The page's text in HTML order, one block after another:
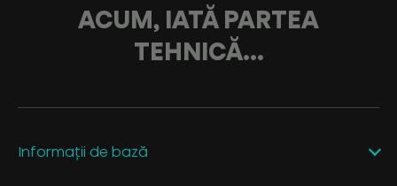
ACUM, IATĂ PARTEA
TEHNICĂ...
Informații de bază